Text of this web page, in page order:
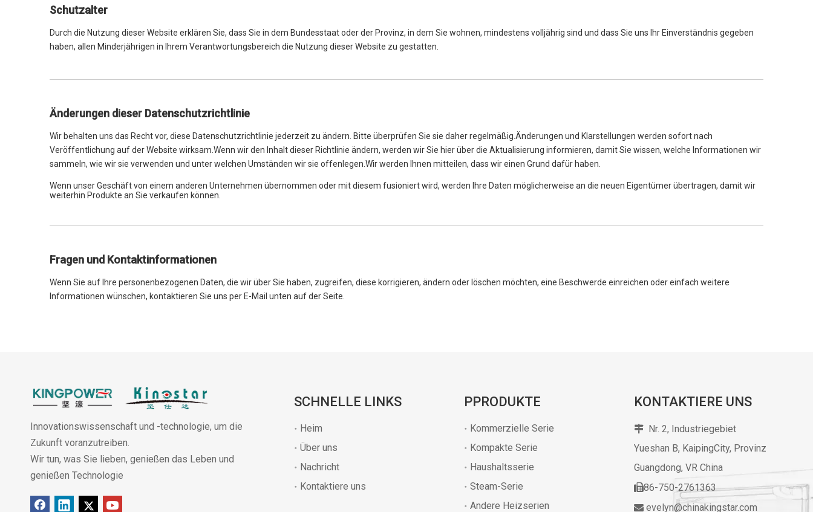
Schutzalter
Durch die Nutzung dieser Website erklären Sie, dass Sie in dem Bundesstaat oder der Provinz, in dem Sie wohnen, mindestens volljährig sind und dass Sie uns Ihr Einverständnis gegeben
haben, allen Minderjährigen in Ihrem Verantwortungsbereich die Nutzung dieser Website zu gestatten.
Änderungen dieser Datenschutzrichtlinie
Wir behalten uns das Recht vor, diese Datenschutzrichtlinie jederzeit zu ändern. Bitte überprüfen Sie sie daher regelmäßig.Änderungen und Klarstellungen werden sofort nach
Veröffentlichung auf der Website wirksam.Wenn wir den Inhalt dieser Richtlinie ändern, werden wir Sie hier über die Aktualisierung informieren, damit Sie wissen, welche Informationen wir
sammeln, wie wir sie verwenden und unter welchen Umständen wir sie offenlegen.Wir werden Ihnen mitteilen, dass wir einen Grund dafür haben.
Wenn unser Geschäft von einem anderen Unternehmen übernommen oder mit diesem fusioniert wird, werden Ihre Daten möglicherweise an die neuen Eigentümer übertragen, damit wir
weiterhin Produkte an Sie verkaufen können.
Fragen und Kontaktinformationen
Wenn Sie auf Ihre personenbezogenen Daten, die wir über Sie haben, zugreifen, diese korrigieren, ändern oder löschen möchten, eine Beschwerde einreichen oder einfach weitere
Informationen wünschen, kontaktieren Sie uns per E-Mail unten auf der Seite.
Innovationswissenschaft und -technologie, um die
Zukunft voranzutreiben.
Wir tun, was Sie lieben, genießen das Leben und
genießen Technologie
SCHNELLE LINKS
Heim
Über uns
Nachricht
Kontaktiere uns
PPRODUKTE
Kommerzielle Serie
Kompakte Serie
Haushaltsserie
Steam-Serie
Andere Heizserien
KONTAKTIERE UNS
 Nr. 2, Industriegebiet
Yueshan B, KaipingCity, Provinz
Guangdong,VR China
86-750-2761363
 evelyn@chinakingstar.com